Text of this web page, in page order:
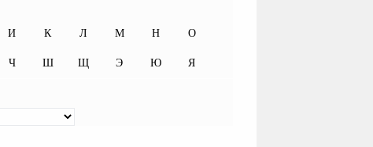
И К Л М Н О
Ч Ш Щ Э Ю Я